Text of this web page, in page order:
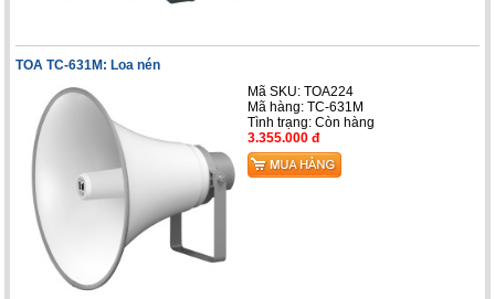
TOA TC-631M: Loa nén
Mã SKU: TOA224
Mã hàng: TC-631M
Tình trạng: Còn hàng
3.355.000 đ